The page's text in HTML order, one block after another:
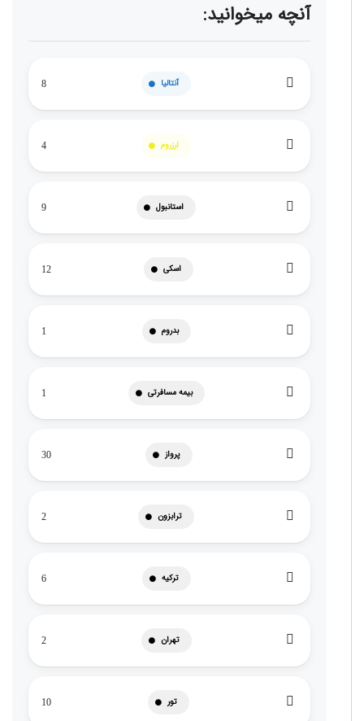
آنچه میخوانید:
آنتالیا 8
ارزروم 4
استانبول 9
اسکی 12
بدروم 1
بیمه مسافرتی 1
پرواز 30
ترابزون 2
ترکیه 6
تهران 2
تور 10